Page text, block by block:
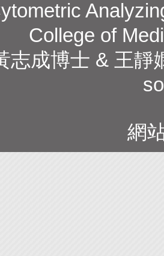
College of
志成博士 & 王靜
網